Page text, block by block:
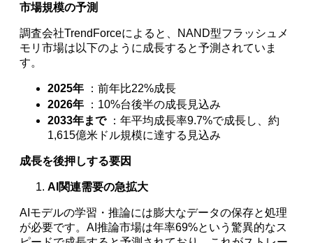
市場規模の予測
調査会社TrendForceによると、NAND型フラッシュメ
モリ市場は以下のように成長すると予測されていま
す。
2025年 ：前年比22%成長
2026年 ：10%台後半の成長見込み
2033年まで：年平均成長率9.7%で成長し、約
1,615億米ドル規模に達する見込み
成長を後押しする要因
AI関連需要の急拡大
AIモデルの学習・推論には膨大なデータの保存と処理
が必要です。AI推論市場は年率69%という驚異的なス